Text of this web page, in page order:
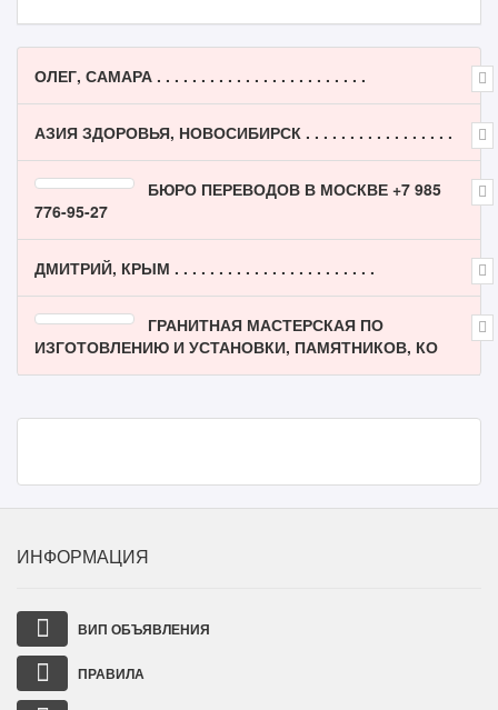
ОЛЕГ, САМАРА . . . . . . . . . . . . . . . . . . . . . . . .
АЗИЯ ЗДОРОВЬЯ, НОВОСИБИРСК . . . . . . . . . . . . . . . . .
БЮРО ПЕРЕВОДОВ В МОСКВЕ +7 985
776-95-27
ДМИТРИЙ, КРЫМ . . . . . . . . . . . . . . . . . . . . . . .
ГРАНИТНАЯ МАСТЕРСКАЯ ПО
ИЗГОТОВЛЕНИЮ И УСТАНОВКИ, ПАМЯТНИКОВ, КО
ИНФОРМАЦИЯ
ВИП ОБЪЯВЛЕНИЯ
ПРАВИЛА